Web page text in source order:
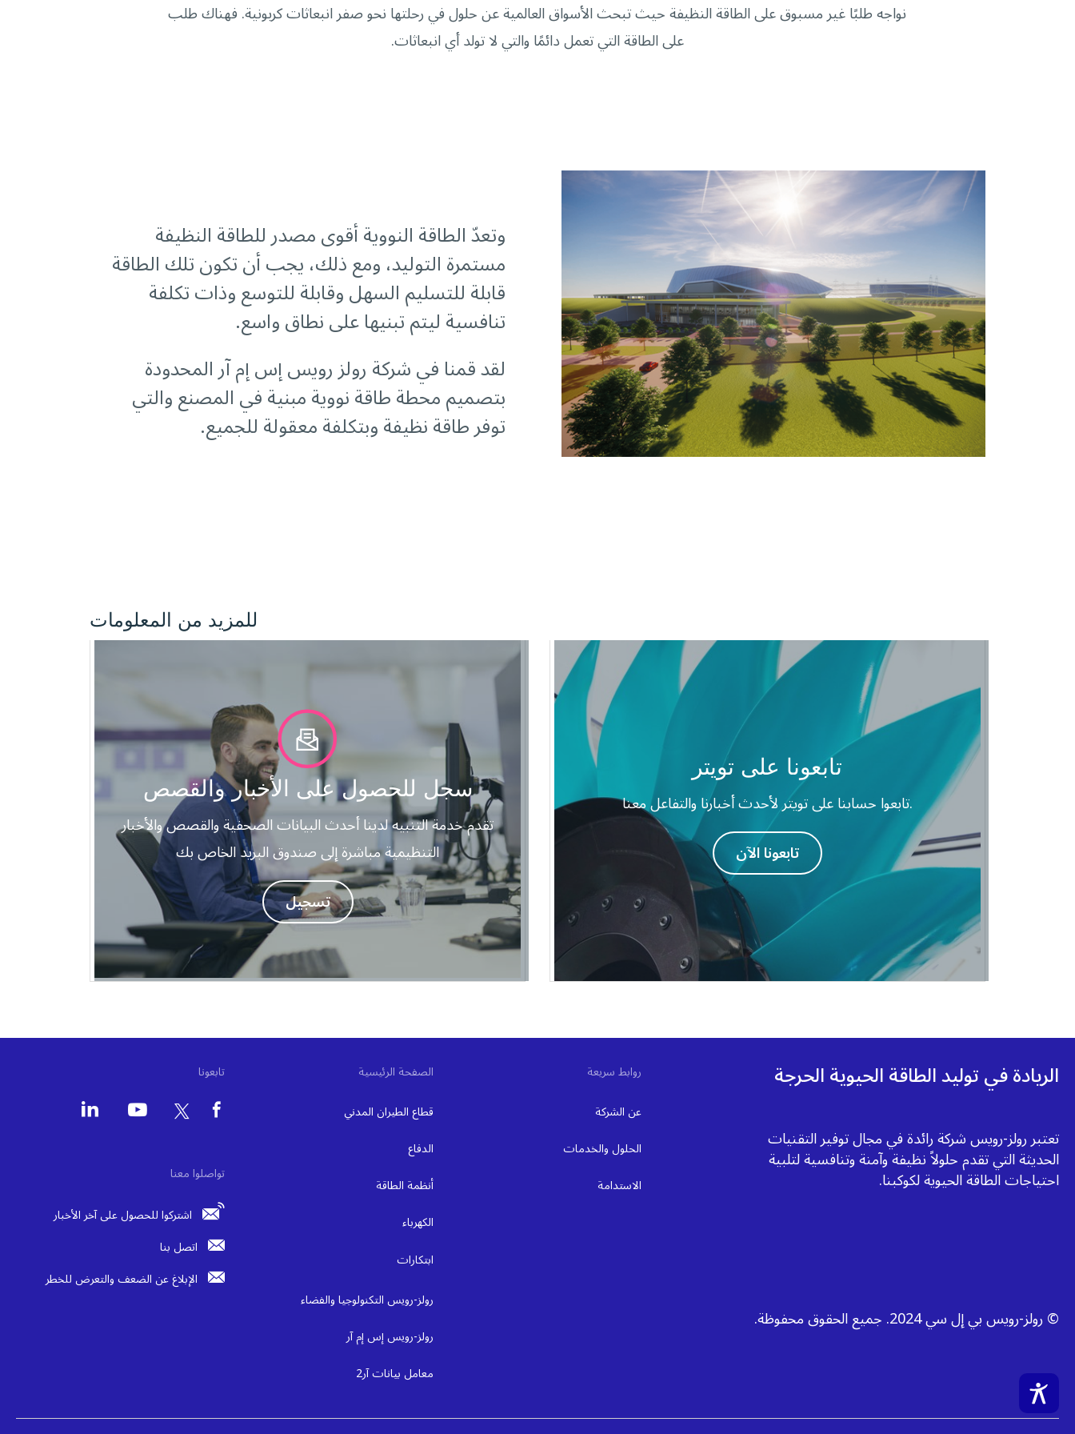
نواجه طلبًا غير مسبوق على الطاقة النظيفة حيث تبحث الأسواق العالمية عن حلول في رحلتها نحو صفر انبعاثات كربونية. فهناك طلب
على الطاقة التي تعمل دائمًا والتي لا تولد أي انبعاثات.
وتعدّ الطاقة النووية أقوى مصدر للطاقة النظيفة
مستمرة التوليد، ومع ذلك، يجب أن تكون تلك الطاقة
قابلة للتسليم السهل وقابلة للتوسع وذات تكلفة
تنافسية ليتم تبنيها على نطاق واسع.
لقد قمنا في شركة رولز رويس إس إم آر المحدودة
بتصميم محطة طاقة نووية مبنية في المصنع والتي
توفر طاقة نظيفة وبتكلفة معقولة للجميع.
للمزيد من المعلومات
سجل للحصول على الأخبار والقصص
تقدم خدمة التنبيه لدينا أحدث البيانات الصحفية والقصص والأخبار
التنظيمية مباشرة إلى صندوق البريد الخاص بك
تسجيل
تابعونا على تويتر
تابعوا حسابنا على تويتر لأحدث أخبارنا والتفاعل معنا.
تابعونا الآن
تابعونا
تواصلوا معنا
اشتركوا للحصول على آخر الأخبار
اتصل بنا
الإبلاغ عن الضعف والتعرض للخطر
الصفحة الرئيسية
قطاع الطيران المدني
الدفاع
أنظمة الطاقة
الكهرباء
ابتكارات
رولز-رويس التكنولوجيا والفضاء
رولز-رويس إس إم آر
معامل بيانات آر2
روابط سريعة
عن الشركة
الحلول والخدمات
الاستدامة
الريادة في توليد الطاقة الحيوية الحرجة
تعتبر رولز-رويس شركة رائدة في مجال توفير التقنيات
الحديثة التي تقدم حلولاً نظيفة وآمنة وتنافسية لتلبية
احتياجات الطاقة الحيوية لكوكبنا.
© رولز-رويس بي إل سي 2024. جميع الحقوق محفوظة.